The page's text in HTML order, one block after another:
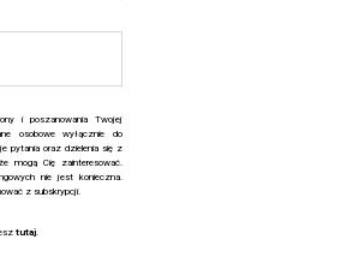
i poszanowania Twojej
osobowe wyłącznie do
pytania oraz dzielenia się z
mogą Cię zainteresować.
nie jest konieczna.
z subskrypcji.
tutaj.